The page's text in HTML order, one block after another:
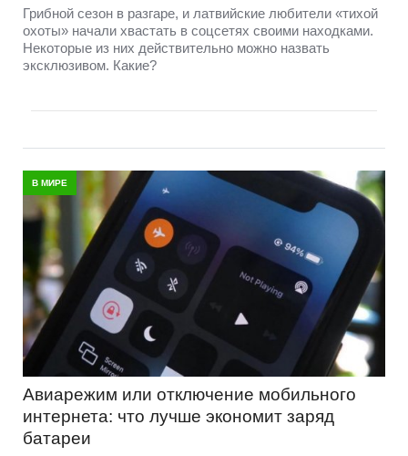
Грибной сезон в разгаре, и латвийские любители «тихой
охоты» начали хвастать в соцсетях своими находками.
Некоторые из них действительно можно назвать
эксклюзивом. Какие?
В МИРЕ
Авиарежим или отключение мобильного
интернета: что лучше экономит заряд
батареи